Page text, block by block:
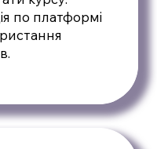
по платформі